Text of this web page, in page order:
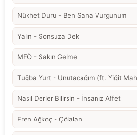
Nükhet Duru - Ben Sana Vurgunum
Yalın - Sonsuza Dek
MFÖ - Sakın Gelme
Tuğba Yurt - Unutacağım (ft. Yiğit
Nasıl Derler Bilirsin - İnsanız Affet
Eren Ağkoç - Çölalan